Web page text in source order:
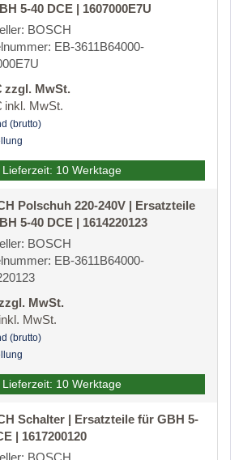
5-40 DCE | 1607000E7U
BOSCH
EB-3611B64000-
zzgl. MwSt.
inkl. MwSt.
(brutto)
Lieferzeit: 10 Werktage
Polschuh 220-240V | Ersatzteile
5-40 DCE | 1614220123
BOSCH
EB-3611B64000-
MwSt.
MwSt.
(brutto)
Lieferzeit: 10 Werktage
Schalter | Ersatzteile für GBH 5-
| 1617200120